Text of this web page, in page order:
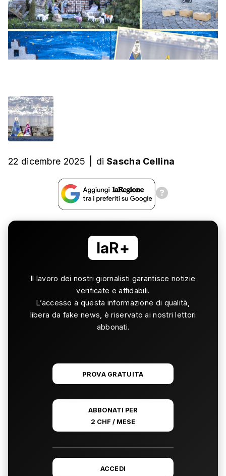
22 dicembre 2025 di Sascha Cellina
laR+
Il lavoro dei nostri giornalisti garantisce notizie
verificate e affidabili.
L’accesso a questa informazione di qualità,
libera da fake news, è riservato ai nostri lettori
abbonati.
PROVA GRATUITA
ABBONATI PER
2 CHF / MESE
ACCEDI